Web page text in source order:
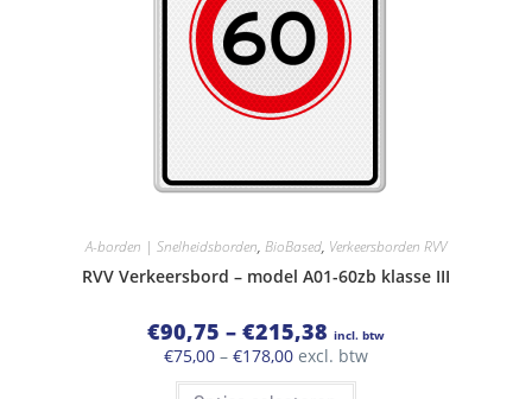
A-borden | Snelheidsborden, BioBased, Verkeersborden RVV
RVV Verkeersbord – model A01-60zb klasse III
€90,75 – €215,38 Prijsklasse:
€90,75
tot
€215,38
incl. btw
€75,00 – €178,00Prijsklasse:
€75,00
excl. btw
Dit